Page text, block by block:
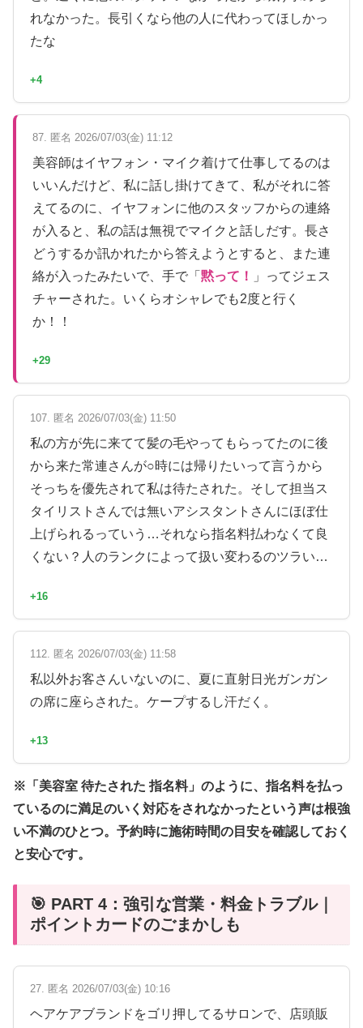
れなかった。長引くなら他の人に代わってほしかっ
たな
+4
87. 匿名 2026/07/03(金) 11:12
美容師はイヤフォン・マイク着けて仕事してるのは
いいんだけど、私に話し掛けてきて、私がそれに答
えてるのに、イヤフォンに他のスタッフからの連絡
が入ると、私の話は無視でマイクと話しだす。長さ
どうするか訊かれたから答えようとすると、また連
絡が入ったみたいで、手で「 黙って！
」ってジェス
チャーされた。いくらオシャレでも2度と行く
か！！
+29
107. 匿名 2026/07/03(金) 11:50
私の方が先に来てて髪の毛やってもらってたのに後
から来た常連さんが○時には帰りたいって言うから
そっちを優先されて私は待たされた。そして担当ス
タイリストさんでは無いアシスタントさんにほぼ仕
上げられるっていう…それなら指名料払わなくて良
くない？人のランクによって扱い変わるのツラい…
+16
112. 匿名 2026/07/03(金) 11:58
私以外お客さんいないのに、夏に直射日光ガンガン
の席に座らされた。ケープするし汗だく。
+13
※「美容室 待たされた 指名料」のように、指名料を払っ
ているのに満足のいく対応をされなかったという声は根強
い不満のひとつ。予約時に施術時間の目安を確認しておく
と安心です。
🎯 PART 4：強引な営業・料金トラブル｜
ポイントカードのごまかしも
27. 匿名 2026/07/03(金) 10:16
ヘアケアブランドをゴリ押してるサロンで、店頭販